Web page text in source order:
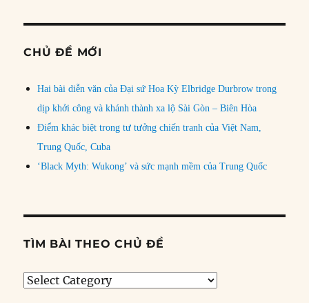
CHỦ ĐỀ MỚI
Hai bài diễn văn của Đại sứ Hoa Kỳ Elbridge Durbrow trong
dịp khởi công và khánh thành xa lộ Sài Gòn – Biên Hòa
Điểm khác biệt trong tư tưởng chiến tranh của Việt Nam,
Trung Quốc, Cuba
‘Black Myth: Wukong’ và sức mạnh mềm của Trung Quốc
TÌM BÀI THEO CHỦ ĐỀ
Tìm